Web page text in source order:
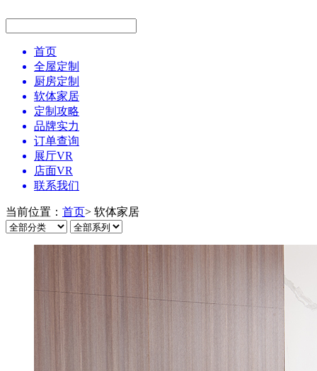
首页
全屋定制
厨房定制
软体家居
定制攻略
品牌实力
订单查询
展厅VR
店面VR
联系我们
当前位置： 首页> 软体家居